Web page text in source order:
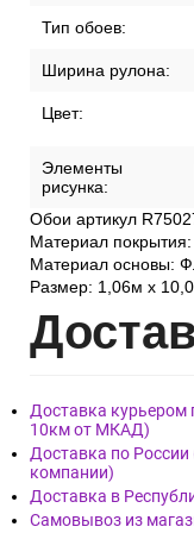
Тип обоев:
Ширина рулона:
Цвет:
Элементы
рисунка:
Обои артикул
Материал
Материал основы:
Размер: 1,06м х
Дост
Доставка курьером
10км от МКАД)
Доставка по
компании)
Доставка в
Самовывоз из